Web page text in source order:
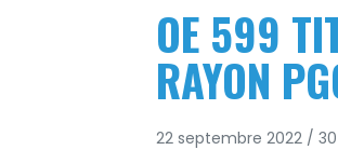
OE 599
RAYON
22 septembre 2022 /